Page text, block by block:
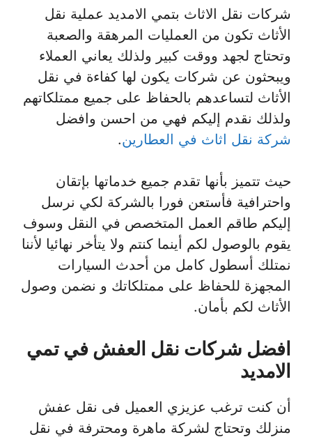
شركات نقل الاثاث بتمي الامديد عملية نقل
الأثاث تكون من العمليات المرهقة والصعبة
وتحتاج لجهد ووقت كبير ولذلك يعاني العملاء
ويبحثون عن شركات يكون لها كفاءة في نقل
الأثاث لتساعدهم بالحفاظ على جميع ممتلكاتهم
ولذلك نقدم إليكم فهي من احسن وافضل
شركة نقل اثاث في العطارين.
حيث تتميز بأنها تقدم جميع خدماتها بإتقان
واحترافية فأستعن فورا بالشركة لكي نرسل
إليكم طاقم العمل المتخصص في النقل وسوف
يقوم بالوصول لكم أينما كنتم ولا يتأخر نهائيا لأننا
نمتلك أسطول كامل من أحدث السيارات
المجهزة للحفاظ على ممتلكاتك و نضمن وصول
الأثاث لكم بأمان.
افضل شركات نقل العفش في تمي
الامديد
أن كنت ترغب عزيزي العميل فى نقل عفش
منزلك وتحتاج لشركة ماهرة ومحترفة في نقل